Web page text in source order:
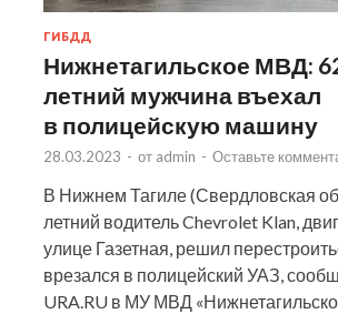
ГИБДД
Нижнетагильское МВД:
летний мужчина въехал
в полицейскую машину
28.03.2023 - от admin - Оставьте
В Нижнем Тагиле (Свердловская
летний водитель Chevrolet Klan,
улице Газетная, решил
врезался в полицейский УАЗ,
URA.RU в МУ МВД